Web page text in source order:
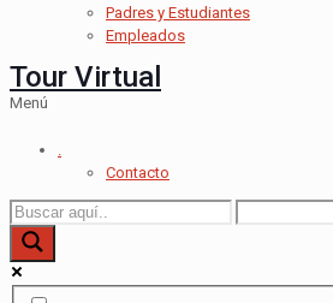
Padres y Estudiantes
Empleados
Tour Virtual
Menú
.
Contacto